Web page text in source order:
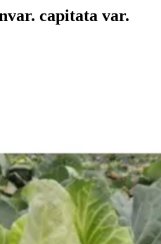
capitata var.